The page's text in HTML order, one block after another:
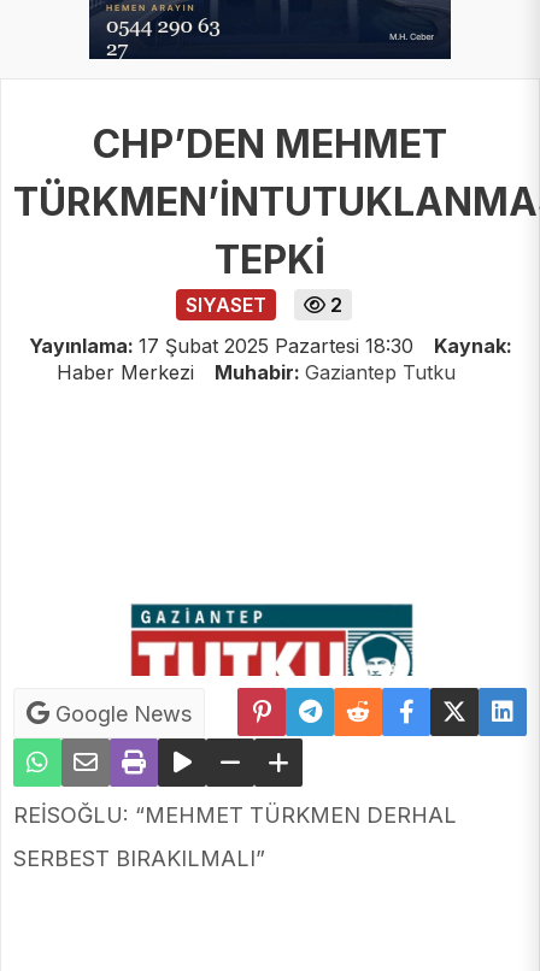
CHP’DEN MEHMET
TEPKİ
SIYASET
2
Yayınlama: 17 Şubat 2025 Pazartesi 18:30
Kaynak:
Haber Merkezi
Muhabir: Gaziantep Tutku
Google News
REİSOĞLU: “MEHMET TÜRKMEN DERHAL
SERBEST BIRAKILMALI”